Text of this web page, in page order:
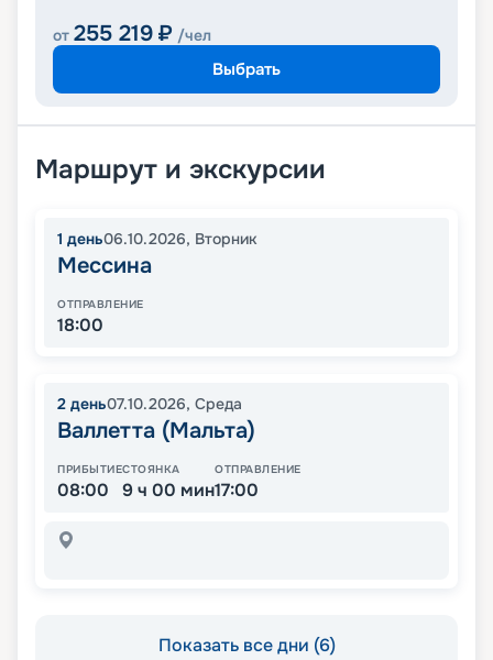
от 255 219 ₽ /чел
Выбрать
Маршрут и экскурсии
1 день06.10.2026, Вторник
Мессина
ОТПРАВЛЕНИЕ
18:00
2 день07.10.2026, Среда
Валлетта (Мальта)
ПРИБЫТИЕ
08:00
СТОЯНКА
9 ч 00 мин
ОТПРАВЛЕНИЕ
17:00
Показать все дни (6)